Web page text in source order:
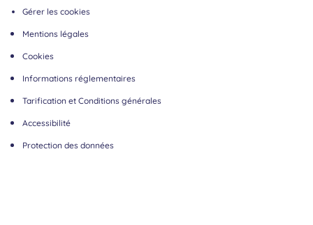
Gérer les cookies
Mentions légales
Cookies
Informations réglementaires
Tarification et Conditions générales
Accessibilité
Protection des données